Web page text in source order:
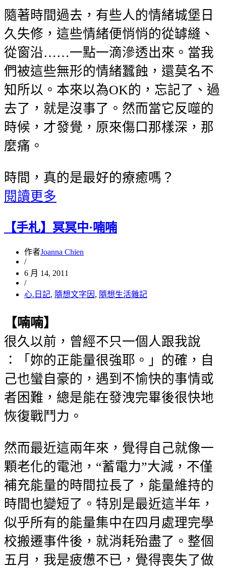
隨著時間過去，有些人的情緒城堡日
久失修，這些情緒便悄悄的從罅縫、
從窗沿……一點一滴滲透出來。當我
們被這些無形的情緒蠶蝕，還莫名不
知所以。本來以為OK的，忘記了、過
去了，就是沒事了。然而當它反噬的
時候，才發覺，原來傷口那樣深，那
麼痛。
時間，真的是最好的療癒嗎？
閱讀更多
【手札】冥冥中·喃喃
作者Joanna Chien
/
6 月 14, 2011
/
心.日記, 隨想文字因 , 隨想生活雜記
【喃喃】
很久以前，曾經不只一個人跟我說
∶「妳的正能量很強耶。」的確，自
己也蠻自豪的，遇到不愉快的事情或
者困難，總是能在發洩完畢後很快地
恢復戰鬥力。
然而最近這兩年來，覺得自己就像一
顆老化的電池，“蓄電力”大減，不僅
補充能量的時間拉長了，能量維持的
時間也變短了。特別是最近這半年，
似乎所有的能量集中在四月處理完學
校搬遷事件後，就消耗殆盡了。整個
五月，我是疲憊不已，覺得喪失了做